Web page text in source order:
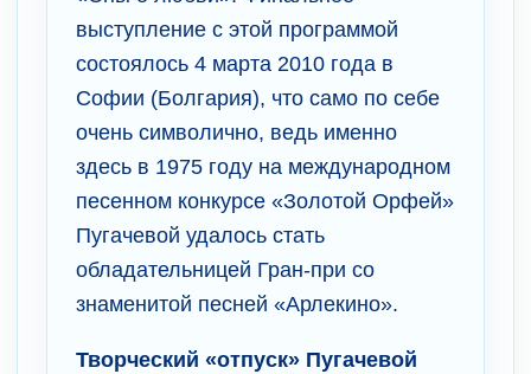
выступление с этой программой
состоялось 4 марта 2010 года в
Софии (Болгария), что само по себе
очень символично, ведь именно
здесь в 1975 году на международном
песенном конкурсе «Золотой Орфей»
Пугачевой удалось стать
обладательницей Гран-при со
знаменитой песней «Арлекино».
Творческий «отпуск» Пугачевой